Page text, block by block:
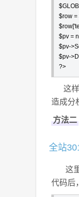
$row =
$pv =
$pv-
$pv-
?>
这样
造成分
方法二
全站
这里
代码后